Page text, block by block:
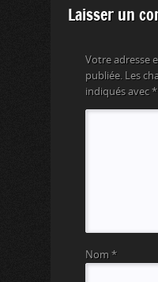
Laisser un
Votre adresse
publiée. Les
indiqués avec *
Nom *